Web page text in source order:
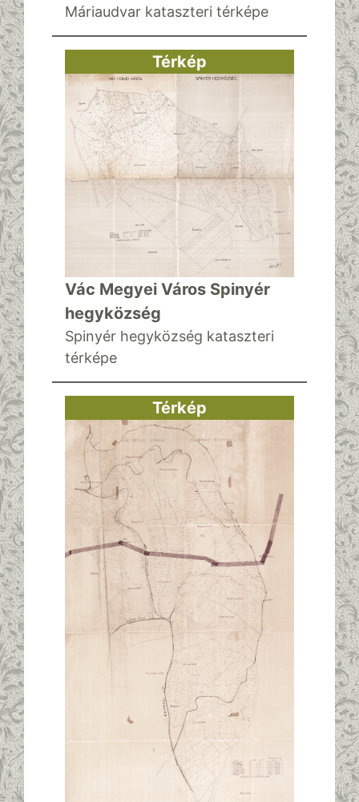
Máriaudvar kataszteri térképe
Térkép
Vác Megyei Város Spinyér
hegyközség
Spinyér hegyközség kataszteri
térképe
Térkép